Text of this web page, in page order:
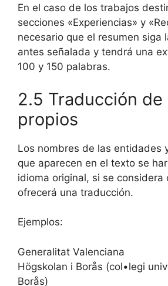
En el caso de los trabajos
secciones «Experiencias» y
necesario que el resumen siga
antes señalada y tendrá una
100 y 150 palabras.
2.5 Traducción de
propios
Los nombres de las entidades
que aparecen en el texto se
idioma original, si se considera
ofrecerá una traducción.
Ejemplos:
Generalitat Valenciana
Högskolan i Borås (col•legi
Borås)